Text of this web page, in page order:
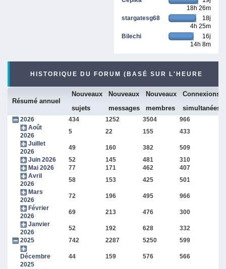
18h 26m
stargatesg68
18j
4h 25m
Bilechi
16j
14h 8m
HISTORIQUE DU FORUM (BASÉ SUR L'HEURE
Résumé annuel
Nouveaux
sujets
Nouveaux
messages
Nouveaux
membres
Connexions
simultanées
2026 434 1252 3504 966
Août
2026
5 22 155 433
Juillet
2026
49 160 382 509
Juin 2026
52 145 481 310
Mai 2026
77 171 462 407
Avril
2026
58 153 425 501
Mars
2026
72 196 495 966
Février
2026
69 213 476 300
Janvier
2026
52 192 628 332
2025
742 2287 5250 599
Décembre
2025
44 159 576 566